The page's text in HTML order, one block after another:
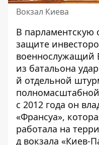
Вокзал Киева
В парламентскую
защите
военнослужащий
из батальона
й отдельной
с 2012 года он
«Франсуа»,
работала на
д вокзала «Киев-